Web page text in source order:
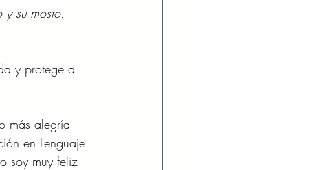
su mosto.
y protege a
más alegría
en Lenguaje
soy muy feliz